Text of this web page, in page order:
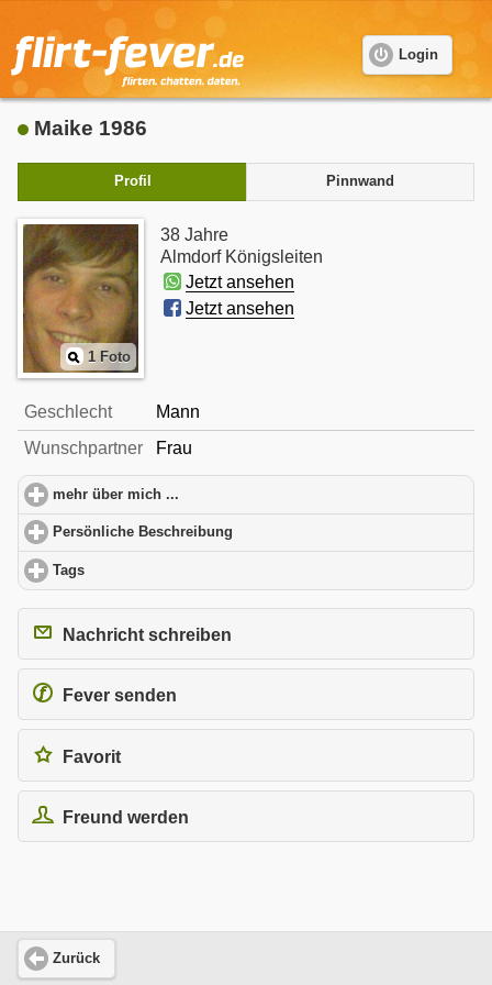
Login
Maike 1986
Profil Pinnwand
1 Foto
38 Jahre
Almdorf Königsleiten
Jetzt ansehen
Jetzt ansehen
Geschlecht
Mann
Wunschpartner
Frau
mehr über mich ...
Persönliche Beschreibung
Tags
Nachricht schreiben
Fever senden
Favorit
Freund werden
Zurück